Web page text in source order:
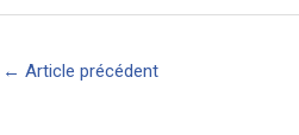
← Article précédent